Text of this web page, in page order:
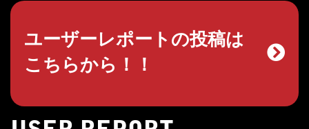
ユーザーレポートの投稿は
こちらから！！